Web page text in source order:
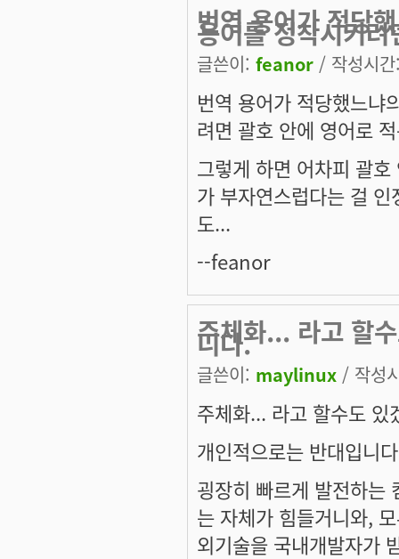
번역 용어가 적당
용어를 정착시키려
글쓴이: feanor / 작성시
번역 용어가 적당했느냐
려면 괄호 안에 영어로
그렇게 하면 어차피 괄
가 부자연스럽다는 걸
도...
--feanor
주체화... 라고 할
니다.
글쓴이: maylinux / 작성
주체화... 라고 할수도 있
개인적으로는 반대입니
굉장히 빠르게 발전하는
는 자체가 힘들거니와,
외기술을 국내개발자가